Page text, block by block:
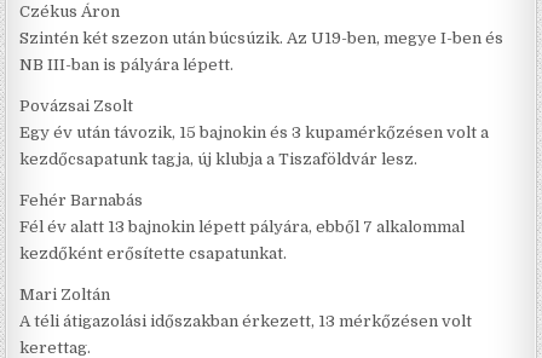
Czékus Áron
Szintén két szezon után búcsúzik. Az U19-ben, megye I-ben és
NB III-ban is pályára lépett.
Povázsai Zsolt
Egy év után távozik, 15 bajnokin és 3 kupamérkőzésen volt a
kezdőcsapatunk tagja, új klubja a Tiszaföldvár lesz.
Fehér Barnabás
Fél év alatt 13 bajnokin lépett pályára, ebből 7 alkalommal
kezdőként erősítette csapatunkat.
Mari Zoltán
A téli átigazolási időszakban érkezett, 13 mérkőzésen volt
kerettag.